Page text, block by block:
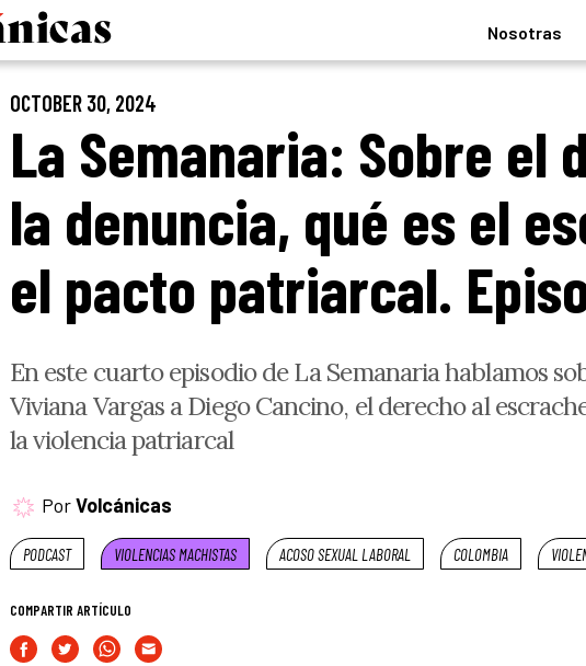
Nosotras
OCTOBER 30, 2024
La Semanaria: Sobre el
la denuncia, qué es el
el pacto patriarcal.
En este cuarto episodio de La Semanaria hablamos
Viviana Vargas a Diego Cancino, el derecho al
la violencia patriarcal
PorVolcánicas
PODCAST VIOLENCIAS MACHISTAS ACOSO SEXUAL LABORAL COLOMBIA
COMPARTIR ARTÍCULO